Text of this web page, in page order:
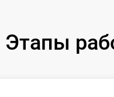
Этапы